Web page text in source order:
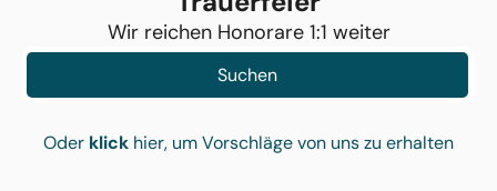
Wir reichen Honorare 1:1 weiter
Suchen
Oder klick hier, um Vorschläge von uns zu erhalten